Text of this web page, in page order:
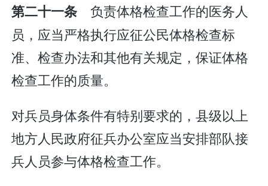
第二十一条 负责体格检查工作的医务人
员，应当严格执行应征公民体格检查标
准、检查办法和其他有关规定，保证体格
检查工作的质量。
对兵员身体条件有特别要求的，县级以上
地方人民政府征兵办公室应当安排部队接
兵人员参与体格检查工作。